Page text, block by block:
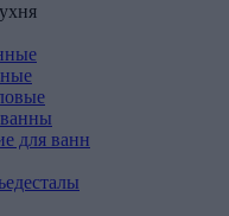
для ванн